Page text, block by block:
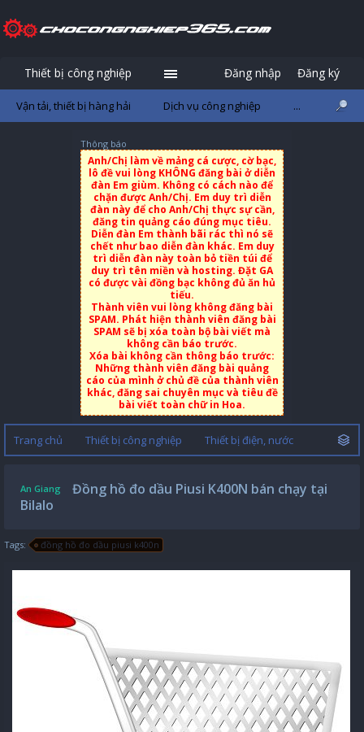
Thông báo
Anh/Chị làm về mảng cá cược, cờ bạc,
lô đề vui lòng KHÔNG đăng bài ở diễn
đàn Em giùm. Không có cách nào để
chặn được Anh/Chị. Em duy trì diễn
đàn này để cho Anh/Chị thực sự cần,
đăng tin quảng cáo đúng mục tiêu.
Diễn đàn Em thành bãi rác thì nó sẽ
chết như bao diễn đàn khác. Em duy
trì diễn đàn này toàn bỏ tiền túi để
duy trì tên miền và hosting. Đặt GA
có được vài đồng bạc không đủ ăn hủ
tiếu.
Thành viên vui lòng không đăng bài
SPAM. Phát hiện thành viên đăng bài
SPAM sẽ bị xóa toàn bộ bài viết mà
không cần báo trước.
Xóa bài không cần thông báo trước:
Những thành viên đăng bài quảng
cáo của mình ở chủ đề của thành viên
khác, đăng sai chuyên mục và tiêu đề
bài viết toàn chữ in Hoa.
Trang chủ Thiết bị công nghiệp Thiết bị điện, nước
An Giang
Đồng hồ đo dầu Piusi K400N bán chạy tại
Bilalo
Tags: đồng hồ đo dầu piusi k400n
Thiết bị công nghiệp
Vận tải, thiết bị hàng hải Dịch vụ công nghiệp ...
Đăng nhập Đăng ký